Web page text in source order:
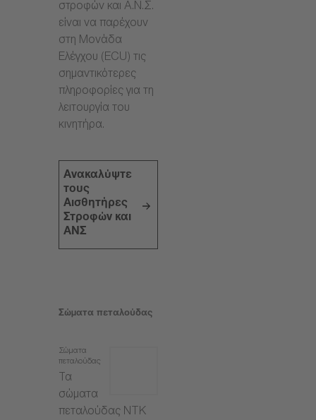
στροφών και Α.Ν.Σ.
είναι να παρέχουν
στη Μονάδα
Ελέγχου (ECU) τις
σημαντικότερες
πληροφορίες για τη
λειτουργία του
κινητήρα.
Ανακαλύψτε
τους
Αισθητήρες
Στροφών και
ΑΝΣ
Σώματα πεταλούδας
Σώματα
πεταλούδας
Τα
σώματα
πεταλούδας NTK